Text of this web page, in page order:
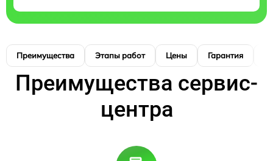
Преимущества Этапы работ Цены Гарантия
Преимущества сервис-
центра